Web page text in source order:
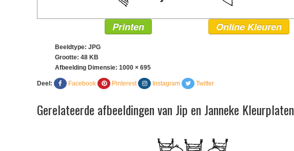
Printen Online Kleuren
Beeldtype: JPG
Grootte: 48 KB
Afbeelding Dimensie: 1000 × 695
Deel: Facebook Pinterest Instagram Twitter
Gerelateerde afbeeldingen van Jip en Janneke Kleurplaten